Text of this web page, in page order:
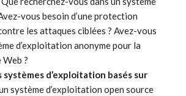
vous besoin d’une protection
les attaques ciblées ? Avez-vous
d’exploitation anonyme pour la
?
systèmes d’exploitation basés sur
système d’exploitation open source